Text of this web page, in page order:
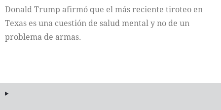
Internacional
Donald Trump afirmó que el más reciente tiroteo en
Texas es una cuestión de salud mental y no de un
problema de armas.